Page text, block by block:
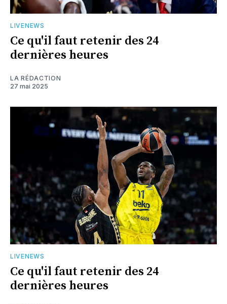
LIVENEWS
Ce qu'il faut retenir des 24
dernières heures
LA RÉDACTION
27 mai 2025
LIVENEWS
Ce qu'il faut retenir des 24
dernières heures